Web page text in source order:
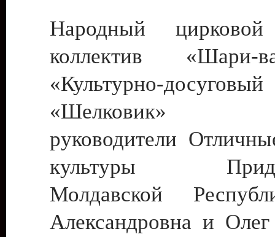
Народный цирковой
коллектив
«Культурно-
«Шелковик»
руководители
культуры
Молдавской
Александровна и